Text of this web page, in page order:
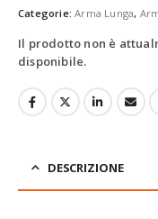
Categorie:Arma Lunga,
Il prodotto non è
disponibile.
DESCRIZIONE